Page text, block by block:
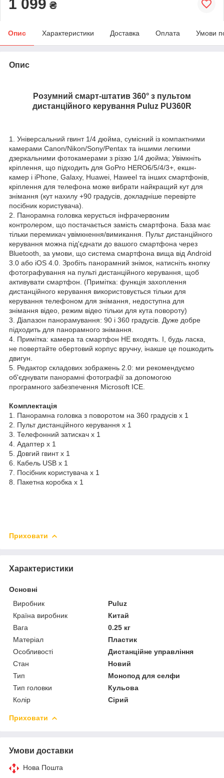
1 099 ₴
Опис Характеристики Доставка Оплата Умови
Опис
Розумний смарт-штатив 360° з пультом
дистанційного керування Puluz PU360R
1. Універсальний гвинт 1/4 дюйма, сумісний із компактними
камерами Canon/Nikon/Sony/Pentax та іншими легкими
дзеркальними фотокамерами з різзю 1/4 дюйма; Увімкніть
кріплення, що підходить для GoPro HERO6/5/4/3+, екшн-
камер і iPhone, Galaxy, Huawei, Haweel та інших смартфонів,
кріплення для телефона може вибрати найкращий кут для
знімання (кут нахилу +90 градусів, докладніше перевірте
посібник користувача).
2. Панорамна головка керується інфрачервоним
контролером, що постачається замість смартфона. База має
тільки перемикач увімкнення/вимикання. Пульт дистанційного
керування можна під'єднати до вашого смартфона через
Bluetooth, за умови, що система смартфона вища від Android
3.0 або iOS 4.0. Зробіть панорамний знімок, натисніть кнопку
фотографування на пульті дистанційного керування, щоб
активувати смартфон. (Примітка: функція захоплення
дистанційного керування використовується тільки для
керування телефоном для знімання, недоступна для
знімання відео, режим відео тільки для кута повороту)
3. Діапазон панорамування: 90 і 360 градусів. Дуже добре
підходить для панорамного знімання.
4. Примітка: камера та смартфон НЕ входять. І, будь ласка,
не повертайте обертовий корпус вручну, інакше це пошкодить
двигун.
5. Редактор складових зображень 2.0: ми рекомендуємо
об'єднувати панорамні фотографії за допомогою
програмного забезпечення Microsoft ICE.
Комплектація
1. Панорамна головка з поворотом на 360 градусів x 1
2. Пульт дистанційного керування x 1
3. Телефонний затискач x 1
4. Адаптер x 1
5. Довгий гвинт x 1
6. Кабель USB x 1
7. Посібник користувача x 1
8. Пакетна коробка x 1
Приховати
Характеристики
Основні
Виробник
Puluz
Країна виробник
Китай
Вага
0.25 кг
Матеріал
Пластик
Особливості
Дистанційне управління
Стан
Новий
Тип
Монопод для селфи
Тип головки
Кульова
Колір
Сірий
Приховати
Умови доставки
Нова Пошта